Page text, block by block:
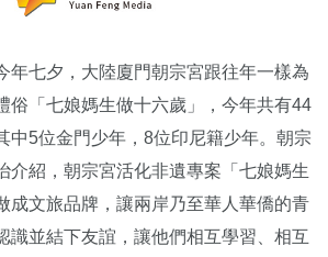
年七夕，大陸廈門朝宗宮跟往年一樣為
俗「七娘媽生做十六歲」，今年共有44
中5位金門少年，8位印尼籍少年。朝宗
介紹，朝宗宮活化非遺專案「七娘媽生
成文旅品牌，讓兩岸乃至華人華僑的青
識並結下友誼，讓他們相互學習、相互